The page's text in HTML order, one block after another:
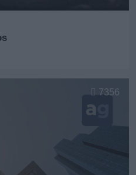
7356